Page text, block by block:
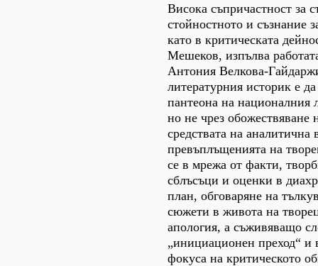
Висока съпричастност за
стойностното и съзнание
като в критическата
Мешеков, изпълва
Антония Велкова-
литературния историк е
пантеона на националния
но не чрез обожествяване
средствата на аналитична
превъплъщенията на
се в мрежа от факти,
сблъсъци и оценки в
план, обговаряне на
сюжети в живота на
апология, а съживяващо
„инициационен преход“ и
фокуса на критическото